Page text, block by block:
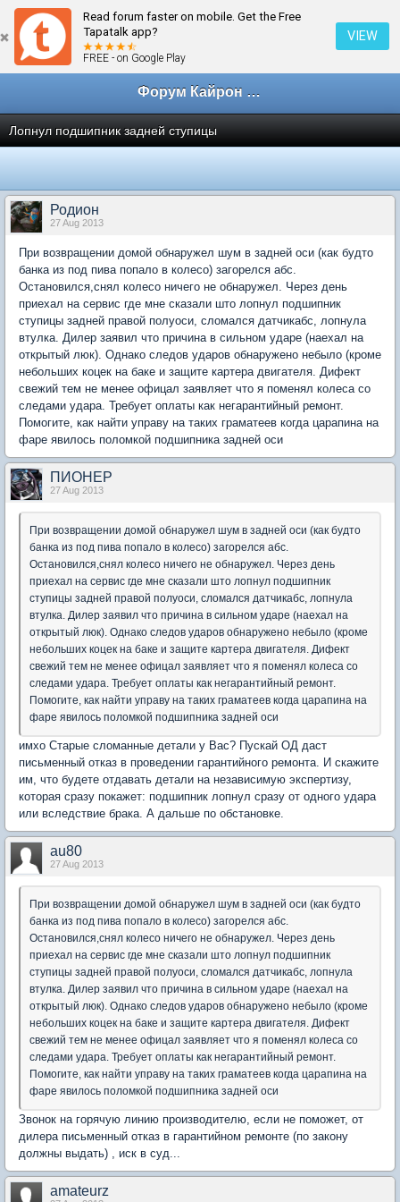
Read forum faster on mobile. Get the Free
Tapatalk app?
FREE - on Google Play
VIEW
Форум Кайрон клана
Лопнул подшипник задней ступицы
Родион
27 Aug 2013
При возвращении домой обнаружел шум в задней оси (как будто
банка из под пива попало в колесо) загорелся абс.
Остановился,снял колесо ничего не обнаружел. Через день
приехал на сервис где мне сказали што лопнул подшипник
ступицы задней правой полуоси, сломался датчикабс, лопнула
втулка. Дилер заявил что причина в сильном ударе (наехал на
открытый люк). Однако следов ударов обнаружено небыло (кроме
небольших коцек на баке и защите картера двигателя. Дифект
свежий тем не менее офицал заявляет что я поменял колеса со
следами удара. Требует оплаты как негарантийный ремонт.
Помогите, как найти управу на таких граматеев когда царапина на
фаре явилось поломкой подшипника задней оси
ПИОНЕР
27 Aug 2013
При возвращении домой обнаружел шум в задней оси (как будто
банка из под пива попало в колесо) загорелся абс.
Остановился,снял колесо ничего не обнаружел. Через день
приехал на сервис где мне сказали што лопнул подшипник
ступицы задней правой полуоси, сломался датчикабс, лопнула
втулка. Дилер заявил что причина в сильном ударе (наехал на
открытый люк). Однако следов ударов обнаружено небыло (кроме
небольших коцек на баке и защите картера двигателя. Дифект
свежий тем не менее офицал заявляет что я поменял колеса со
следами удара. Требует оплаты как негарантийный ремонт.
Помогите, как найти управу на таких граматеев когда царапина на
фаре явилось поломкой подшипника задней оси
имхо Старые сломанные детали у Вас? Пускай ОД даст
письменный отказ в проведении гарантийного ремонта. И скажите
им, что будете отдавать детали на независимую экспертизу,
которая сразу покажет: подшипник лопнул сразу от одного удара
или вследствие брака. А дальше по обстановке.
au80
27 Aug 2013
При возвращении домой обнаружел шум в задней оси (как будто
банка из под пива попало в колесо) загорелся абс.
Остановился,снял колесо ничего не обнаружел. Через день
приехал на сервис где мне сказали што лопнул подшипник
ступицы задней правой полуоси, сломался датчикабс, лопнула
втулка. Дилер заявил что причина в сильном ударе (наехал на
открытый люк). Однако следов ударов обнаружено небыло (кроме
небольших коцек на баке и защите картера двигателя. Дифект
свежий тем не менее офицал заявляет что я поменял колеса со
следами удара. Требует оплаты как негарантийный ремонт.
Помогите, как найти управу на таких граматеев когда царапина на
фаре явилось поломкой подшипника задней оси
Звонок на горячую линию производителю, если не поможет, от
дилера письменный отказ в гарантийном ремонте (по закону
должны выдать) , иск в суд...
amateurz